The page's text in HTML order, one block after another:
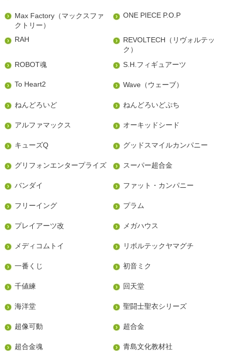
Max Factory（マックスファ
クトリー）
ONE PIECE P.O.P
RAH
REVOLTECH（リヴォルテッ
ク）
ROBOT魂
S.H.フィギュアーツ
To Heart2 Wave（ウェーブ）
ねんどろいど ねんどろいどぷち
アルファマックス オーキッドシード
キューズQ グッドスマイルカンパニー
グリフォンエンタープライズ スーパー超合金
バンダイ ファット・カンパニー
フリーイング プラム
プレイアーツ改 メガハウス
メディコムトイ リボルテックヤマグチ
一番くじ 初音ミク
千値練 回天堂
海洋堂 聖闘士聖衣シリーズ
超像可動 超合金
超合金魂 青島文化教材社